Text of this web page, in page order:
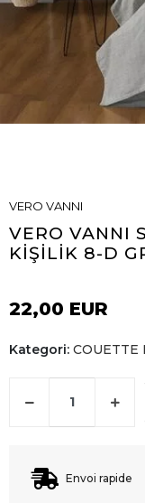
VERO VANNI
VERO VANNI
KİŞİLİK 8-D
22,00 EUR
Kategori: COUETTE
Envoi rapide